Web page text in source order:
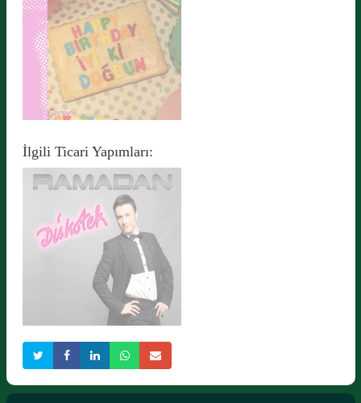
İYİ Kİ DOĞDUN 2
İlgili Ticari Yapımları: